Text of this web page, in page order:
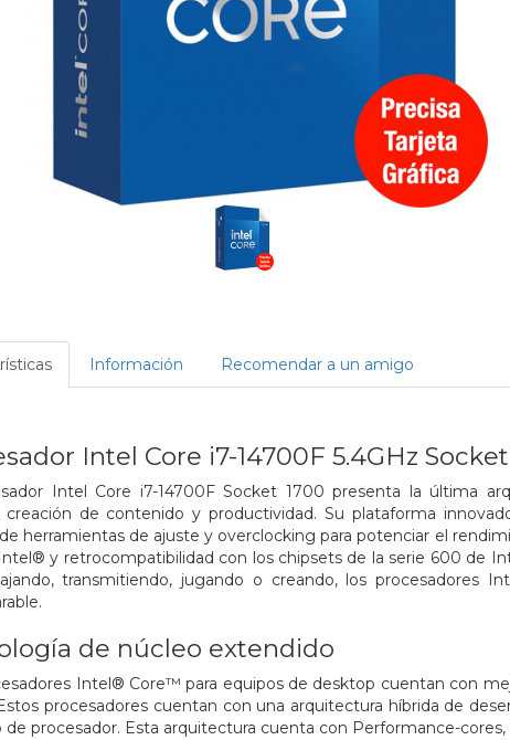
Información Recomendar a un amigo
Intel Core i7-14700F 5.4GHz
Intel Core i7-14700F Socket 1700 presenta la última
creación de contenido y productividad. Su plataforma
herramientas de ajuste y overclocking para potenciar el
y retrocompatibilidad con los chipsets de la serie 600 de
transmitiendo, jugando o creando, los procesadores
de núcleo extendido
Intel® Core™ para equipos de desktop cuentan con
procesadores cuentan con una arquitectura híbrida de
de procesador. Esta arquitectura cuenta con Performance-